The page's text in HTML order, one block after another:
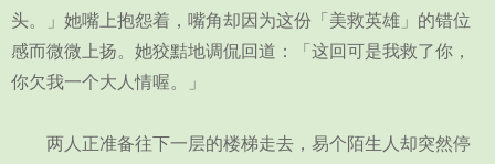
头。」她嘴上抱怨着，嘴角却因为这份「美救英雄」的错位
感而微微上扬。她狡黠地调侃回道：「这回可是我救了你，
你欠我一个大人情喔。」
两人正准备往下一层的楼梯走去，易个陌生人却突然停